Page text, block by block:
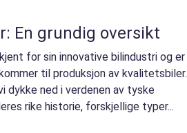
En grundig oversikt
for sin innovative bilindustri og er
til produksjon av kvalitetsbiler.
dykke ned i verdenen av tyske
rike historie, forskjellige typer...